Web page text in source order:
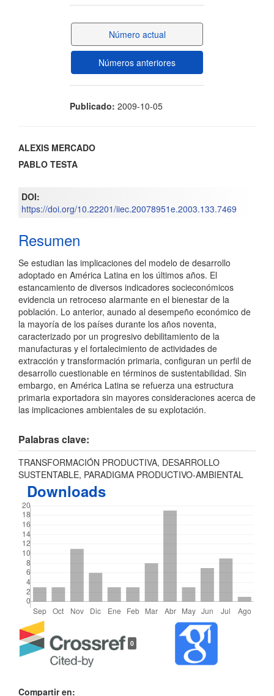
Número actual
Números anteriores
Publicado: 2009-10-05
Contenido
principal
del
artículo
ALEXIS MERCADO
PABLO TESTA
DOI:
https://doi.org/10.22201/iiec.20078951e.2003.133.7469
Resumen
Se estudian las implicaciones del modelo de desarrollo
adoptado en América Latina en los últimos años. El
estancamiento de diversos indicadores socieconómicos
evidencia un retroceso alarmante en el bienestar de la
población. Lo anterior, aunado al desempeño económico de
la mayoría de los países durante los años noventa,
caracterizado por un progresivo debilitamiento de la
manufacturas y el fortalecimiento de actividades de
extracción y transformación primaria, configuran un perfil de
desarrollo cuestionable en términos de sustentabilidad. Sin
embargo, en América Latina se refuerza una estructura
primaria exportadora sin mayores consideraciones acerca de
las implicaciones ambientales de su explotación.
Palabras clave:
TRANSFORMACIÓN PRODUCTIVA, DESARROLLO
SUSTENTABLE, PARADIGMA PRODUCTIVO-AMBIENTAL
Downloads
Detalles
del
artículo
0
Compartir en: